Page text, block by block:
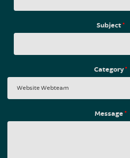
Subject*
Category*
Message*